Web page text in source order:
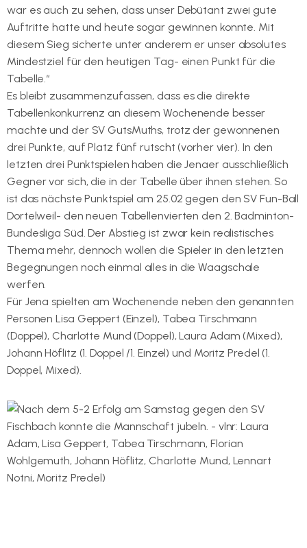
war es auch zu sehen, dass unser Debütant zwei gute
Auftritte hatte und heute sogar gewinnen konnte. Mit
diesem Sieg sicherte unter anderem er unser absolutes
Mindestziel für den heutigen Tag- einen Punkt für die
Tabelle.“
Es bleibt zusammenzufassen, dass es die direkte
Tabellenkonkurrenz an diesem Wochenende besser
machte und der SV GutsMuths, trotz der gewonnenen
drei Punkte, auf Platz fünf rutscht (vorher vier). In den
letzten drei Punktspielen haben die Jenaer ausschließlich
Gegner vor sich, die in der Tabelle über ihnen stehen. So
ist das nächste Punktspiel am 25.02 gegen den SV Fun-Ball
Dortelweil- den neuen Tabellenvierten den 2. Badminton-
Bundesliga Süd. Der Abstieg ist zwar kein realistisches
Thema mehr, dennoch wollen die Spieler in den letzten
Begegnungen noch einmal alles in die Waagschale
werfen.
Für Jena spielten am Wochenende neben den genannten
Personen Lisa Geppert (Einzel), Tabea Tirschmann
(Doppel), Charlotte Mund (Doppel), Laura Adam (Mixed),
Johann Höflitz (1. Doppel /1. Einzel) und Moritz Predel (1.
Doppel, Mixed).